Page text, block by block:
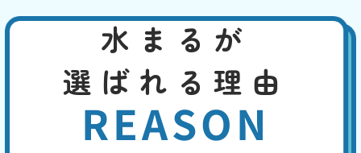
トイレの水がとまらない
基本料
3,000 円 W
EB
限
定
割
作業費
2,200円
合計 2,200
便器や手洗い管の水が流れっぱなしの場合は、トイレタンク内の機器の
水まるが
選ばれる理由
REASON